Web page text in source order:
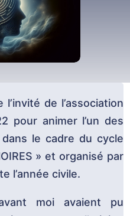
l’invité de l’association
pour animer l’un des
le cadre du cycle
» et organisé par
l’année civile.
moi avaient pu